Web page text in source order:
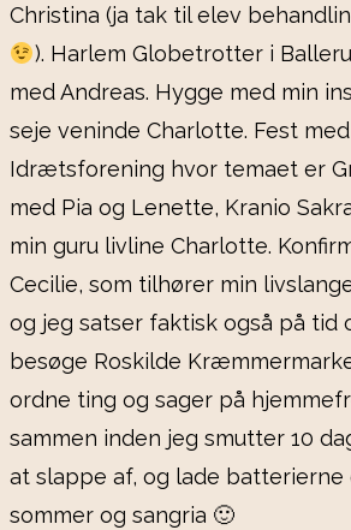
Christina (ja tak til elev
). Harlem Globetrotter i
med Andreas. Hygge med min
seje veninde Charlotte. Fest med
Idrætsforening hvor temaet er
med Pia og Lenette, Kranio
min guru livline Charlotte.
Cecilie, som tilhører min
og jeg satser faktisk også på tid
besøge Roskilde
ordne ting og sager på
sammen inden jeg smutter 10
at slappe af, og lade batterierne
sommer og sangria 🙂